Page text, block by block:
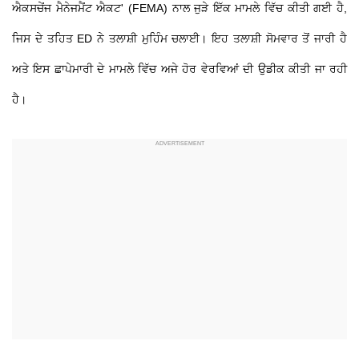
ਐਕਸਚੇਂਜ ਮੈਨੇਜਮੈਂਟ ਐਕਟ' (FEMA) ਨਾਲ ਜੁੜੇ ਇੱਕ ਮਾਮਲੇ ਵਿੱਚ ਕੀਤੀ ਗਈ ਹੈ,
ਜਿਸ ਦੇ ਤਹਿਤ ED ਨੇ ਤਲਾਸ਼ੀ ਮੁਹਿੰਮ ਚਲਾਈ। ਇਹ ਤਲਾਸ਼ੀ ਸੋਮਵਾਰ ਤੋਂ ਜਾਰੀ ਹੈ
ਅਤੇ ਇਸ ਛਾਪੇਮਾਰੀ ਦੇ ਮਾਮਲੇ ਵਿੱਚ ਅਜੇ ਹੋਰ ਵੇਰਵਿਆਂ ਦੀ ਉਡੀਕ ਕੀਤੀ ਜਾ ਰਹੀ
ਹੈ।